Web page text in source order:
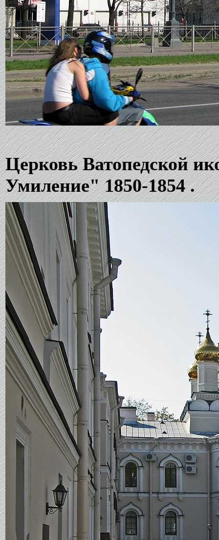
Церковь Ватопедской
Умиление" 1850-1854 .